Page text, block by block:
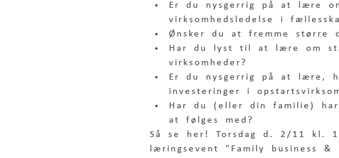
Er du nysgerrig på at lære
virksomhedsledelse i
Ønsker du at fremme større
Har du lyst til at lære om
virksomheder?
Er du nysgerrig på at lære,
investeringer i
Har du (eller din familie)
at følges med?
Så se her! Torsdag d. 2/11 kl.
læringsevent "Family business